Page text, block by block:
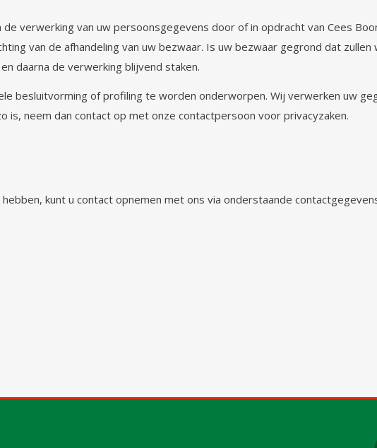
verwerking van uw persoonsgegevens door of in opdracht van Cees
van de afhandeling van uw bezwaar. Is uw bezwaar gegrond dat
daarna de verwerking blijvend staken.
besluitvorming of profiling te worden onderworpen. Wij verwerken uw
neem dan contact op met onze contactpersoon voor privacyzaken.
kunt u contact opnemen met ons via onderstaande